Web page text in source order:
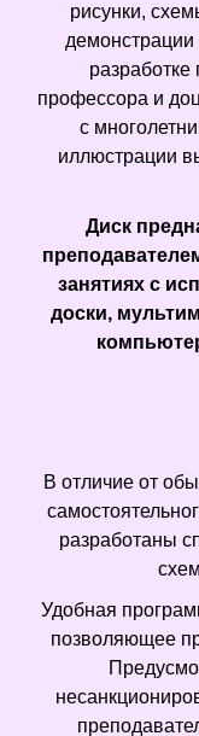
рисунки,
профессора и
с
иллюстрации
Диск
занятиях с
доски,
В отличие от
разработаны
Удобная
позволяющее